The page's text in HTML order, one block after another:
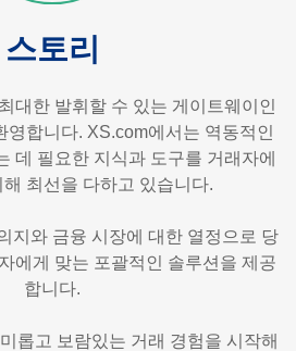
스토리
대한 발휘할 수 있는 게이트웨이인
영합니다. XS.com에서는 역동적인
데 필요한 지식과 도구를 거래자에
최선을 다하고 있습니다.
지와 금융 시장에 대한 열정으로 당
에게 맞는 포괄적인 솔루션을 제공
합니다.
롭고 보람있는 거래 경험을 시작해